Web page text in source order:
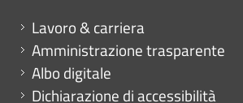
Mini menu di servizio
Lavoro & carriera
Amministrazione trasparente
Albo digitale
Dichiarazione di accessibilità